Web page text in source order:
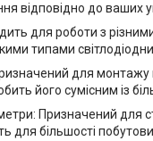
відповідно до ваших
для роботи з
типами
для
його сумісним із
Призначений для
для більшості